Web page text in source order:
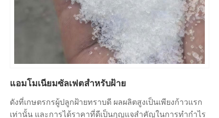
แอมโมเนียมซัลเฟตสำหรับฝ้าย
ดังที่เกษตรกรผู้ปลูกฝ้ายทราบดี ผลผลิตสูงเป็นเพียงก้าวแรก
เท่านั้น และการได้ราคาที่ดีเป็นกุญแจสำคัญในการทำกำไร